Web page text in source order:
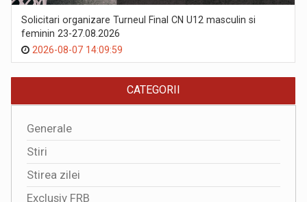
Solicitari organizare Turneul Final CN U12 masculin si
feminin 23-27.08.2026
2026-08-07 14:09:59
CATEGORII
Generale
Stiri
Stirea zilei
Exclusiv FRB